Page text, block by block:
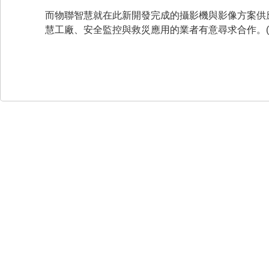
而物聯智慧就在此新開發完成的攝影機與影像方案
慧工廠、安全監控與救災應用的業者有意尋求合作。